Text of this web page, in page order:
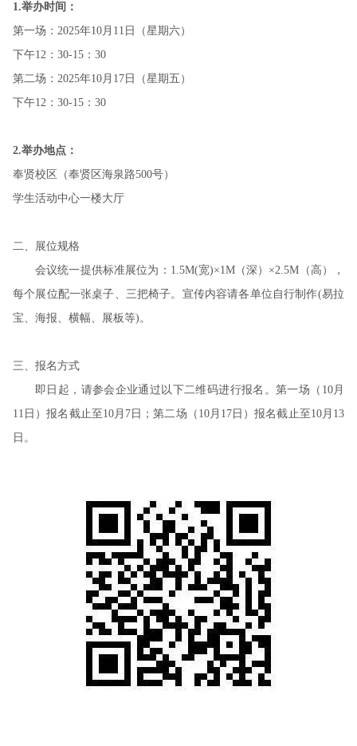
1.举办时间：
第一场：2025年10月11日（星期六）
下午12：30-15：30
第二场：2025年10月17日（星期五）
下午12：30-15：30
2.举办地点：
奉贤校区（奉贤区海泉路500号）
学生活动中心一楼大厅
二、展位规格
会议统一提供标准展位为：1.5M(宽)×1M（深）×2.5M（高），
每个展位配一张桌子、三把椅子。宣传内容请各单位自行制作(易拉
宝、海报、横幅、展板等)。
三、报名方式
即日起，请参会企业通过以下二维码进行报名。第一场（10月
11日）报名截止至10月7日；第二场（10月17日）报名截止至10月13
日。